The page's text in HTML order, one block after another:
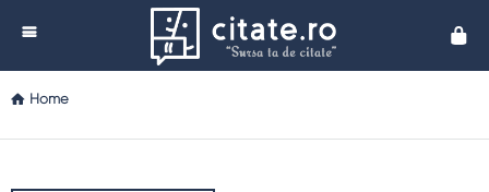
Home